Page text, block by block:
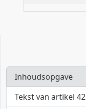
Inhoudsopgave
Tekst van artikel 42